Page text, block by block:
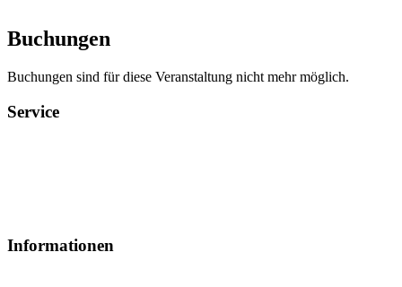
Buchungen
Buchungen sind für diese Veranstaltung nicht mehr möglich.
Service
Informationen